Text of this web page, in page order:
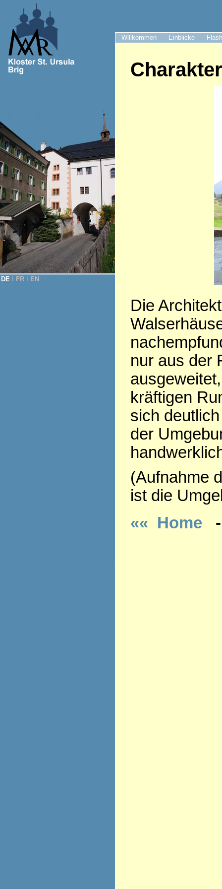
Willkommen Einblicke
DE FR EN
Charakter
Die
nur aus der
kräftigen
sich
der
(Aufnahme
ist die
«« Home